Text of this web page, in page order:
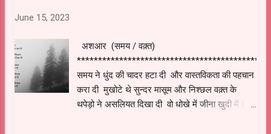
June 15, 2023
अशआर (समय / वक़्त)
समय ने धुंद की चादर हटा दी और वास्तविकता की पहचान
करा दी मुखोटे थे सुन्दर मासूम और निश्छल वक़्त के
थपेड़ो ने असलियत दिखा दी वो धोखे में जीना खुदी में ही